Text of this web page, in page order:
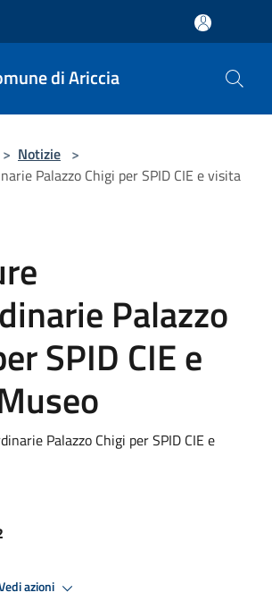
di Ariccia
> Notizie >
Palazzo Chigi per SPID CIE e visita
Palazzo
SPID CIE e
Palazzo Chigi per SPID CIE e
azioni